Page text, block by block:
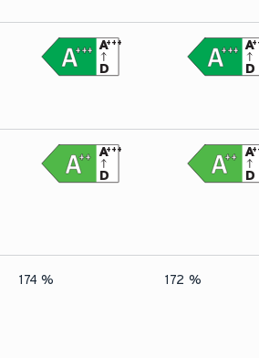
+++
D
A+++
+++
D
A
++
D
A+++
++
D
A
174 % 172 %